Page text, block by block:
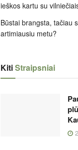
ieškos kartu su
Būstai brangsta, tačiau
artimiausiu metu?
KitiStraipsniai